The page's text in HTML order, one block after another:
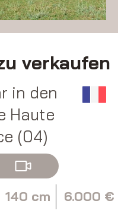
verkaufen
in den
Haute
(04)
140 cm 6.000 €